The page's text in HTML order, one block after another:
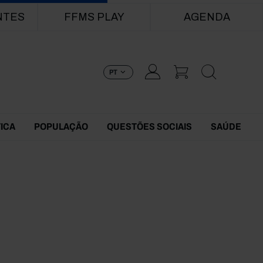
FFMS PLAY AGENDA
PT
POPULAÇÃO QUESTÕES SOCIAIS SAÚDE